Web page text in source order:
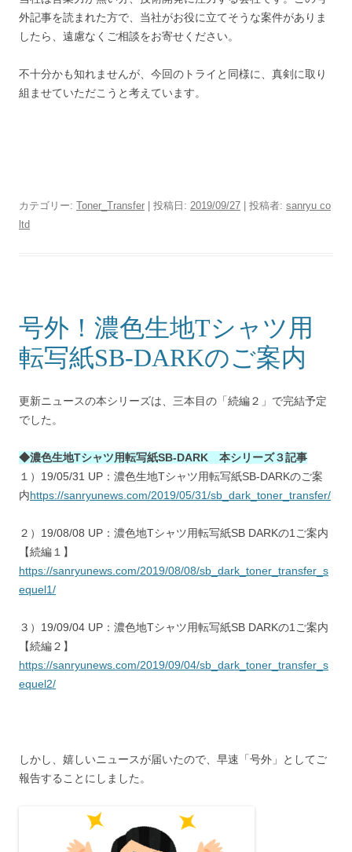
外記事を読まれた方で、当社がお役に立てそうな案件がありま
したら、遠慮なくご相談をお寄せください。
不十分かも知れませんが、今回のトライと同様に、真剣に取り
組ませていただこうと考えています。
カテゴリー: Toner_Transfer | 投稿日: 2019/09/27 投稿者: sanryu co
ltd
号外！濃色生地Tシャツ用
転写紙SB-DARKのご案内
更新ニュースの本シリーズは、三本目の「続編２」で完結予定
でした。
◆濃色生地Tシャツ用転写紙SB-DARK 本シリーズ３記事
１）19/05/31 UP：濃色生地Tシャツ用転写紙SB-DARKのご案
内https://sanryunews.com/2019/05/31/sb_dark_toner_transfer/
２）19/08/08 UP：濃色地Tシャツ用転写紙SB DARKの1ご案内
【続編１】
https://sanryunews.com/2019/08/08/sb_dark_toner_transfer_s
equel1/
３）19/09/04 UP：濃色地Tシャツ用転写紙SB DARKの1ご案内
【続編２】
https://sanryunews.com/2019/09/04/sb_dark_toner_transfer_s
equel2/
しかし、嬉しいニュースが届いたので、早速「号外」としてご
報告することにしました。